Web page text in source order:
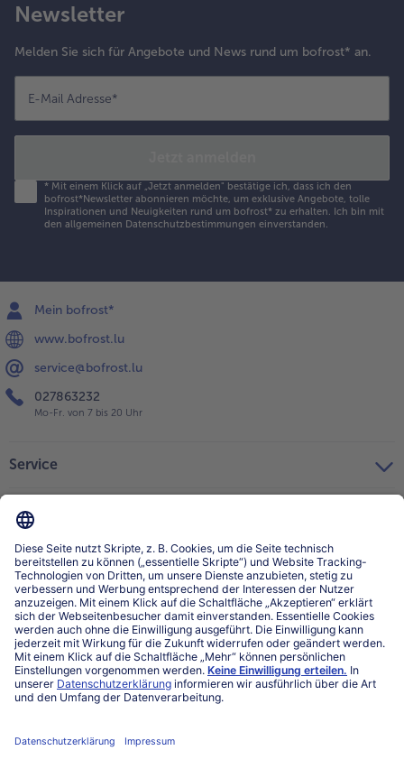
Newsletter
Melden Sie sich für Angebote und News rund um bofrost* an.
E-Mail Adresse*
* Mit einem Klick auf „Jetzt anmelden" bestätige ich, dass ich den
bofrost*Newsletter abonnieren möchte, um exklusive Angebote, tolle
Inspirationen und Neuigkeiten rund um bofrost* zu erhalten. Ich bin mit
den allgemeinen Datenschutzbestimmungen einverstanden.
Mein bofrost*
www.bofrost.lu
service@bofrost.lu
027863232
Mo-Fr. von 7 bis 20 Uhr
Service
Über bofrost*
Kategorien